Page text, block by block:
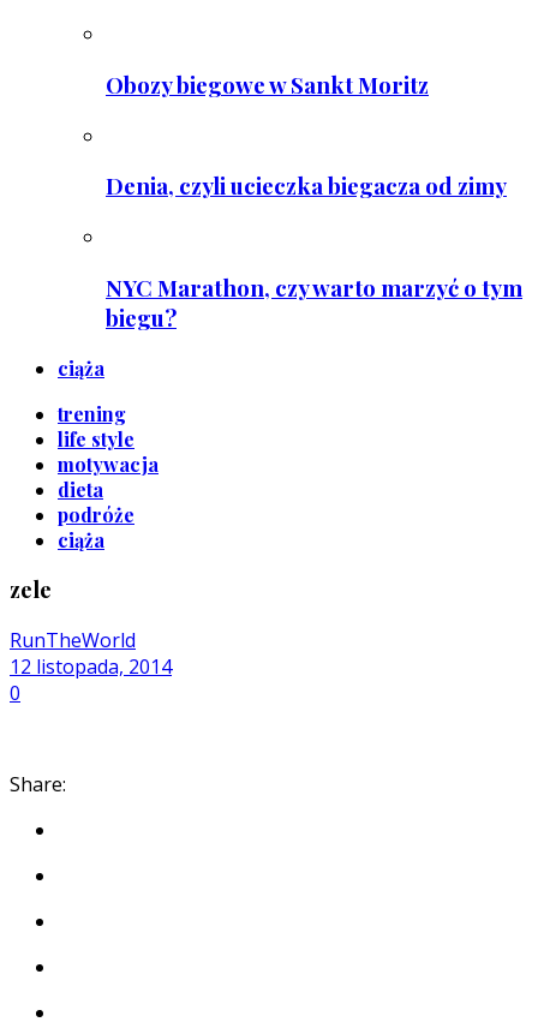
Obozy biegowe w Sankt Moritz
Denia, czyli ucieczka biegacza od zimy
NYC Marathon, czy warto marzyć o tym
biegu?
ciąża
trening
life style
motywacja
dieta
podróże
ciąża
zele
RunTheWorld
12 listopada, 2014
0
Share: